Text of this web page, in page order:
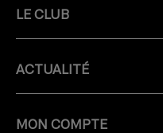
LE CLUB
ACTUALITÉ
MON COMPTE